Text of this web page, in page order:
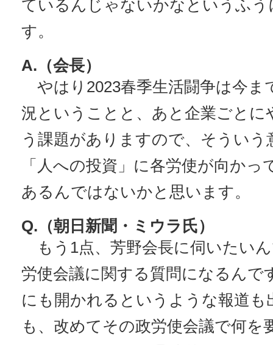
ているんじゃないかなというふ
す。
A.（会長）
やはり2023春季生活闘争は今ま
況ということと、あと企業ごとに
う課題がありますので、そういう
「人への投資」に各労使が向か
あるんではないかと思います。
Q.（朝日新聞・ミウラ氏）
もう1点、芳野会長に伺いたい
労使会議に関する質問になるんで
にも開かれるというような報道
も、改めてその政労使会議で何を